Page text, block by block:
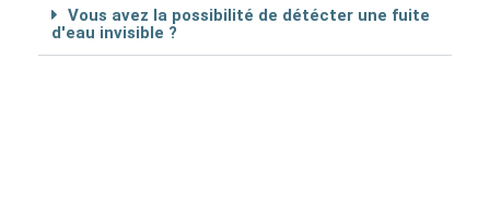
Vous avez la possibilité de détécter une fuite
d'eau invisible ?